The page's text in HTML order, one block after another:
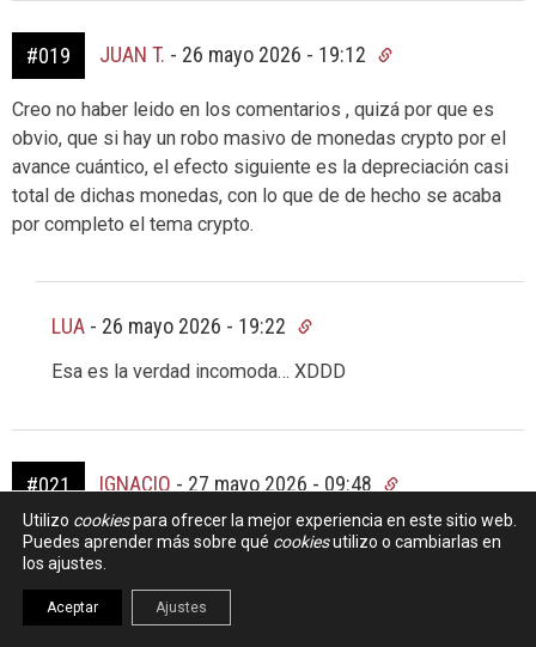
#019 JUAN T. - 26 mayo 2026 - 19:12
Creo no haber leido en los comentarios , quizá por que es
obvio, que si hay un robo masivo de monedas crypto por el
avance cuántico, el efecto siguiente es la depreciación casi
total de dichas monedas, con lo que de de hecho se acaba
por completo el tema crypto.
LUA - 26 mayo 2026 - 19:22
Esa es la verdad incomoda… XDDD
#021 IGNACIO - 27 mayo 2026 - 09:48
Las batallas de gobernanza, y la evolución del protocolo de
consenso en Bitcoin, son quizá el aspecto más interesante
de esta tecnología.
Utilizo cookiespara ofrecer la mejor experiencia en este sitio web.
Puedes aprender más sobre qué cookiesutilizo o cambiarlas en
los ajustes.
Aceptar Ajustes